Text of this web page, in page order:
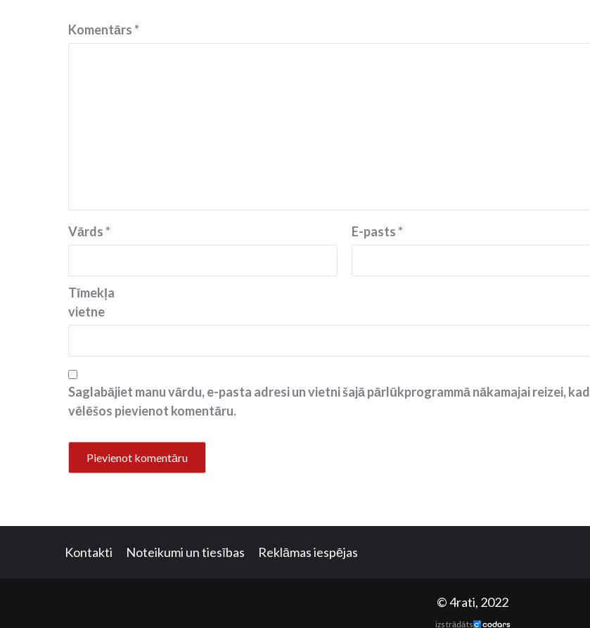
Komentārs*
Vārds* E-pasts*
Tīmekļa
vietne
Saglabājiet manu vārdu, e-pasta adresi un vietni šajā pārlūkprogrammā nākamajai reizei, kad
vēlēšos pievienot komentāru.
Kontakti Noteikumi un tiesības Reklāmas iespējas
© 4rati, 2022
izstrādāts